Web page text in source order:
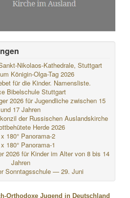
Nikolaos-Kathedrale, Stuttgart
Königin-Olga-Tag 2026
für die Kinder. Namensliste.
Bibelschule Stuttgart
2026 für Jugendliche zwischen 15
und 17 Jahren
der Russischen Auslandskirche
Herde 2026
180° Panorama-2
180° Panorama-1
2026 für Kinder im Alter von 8 bis 14
Jahren
Sonntagsschule — 29. Juni
Orthodoxe Jugend in Deutschland